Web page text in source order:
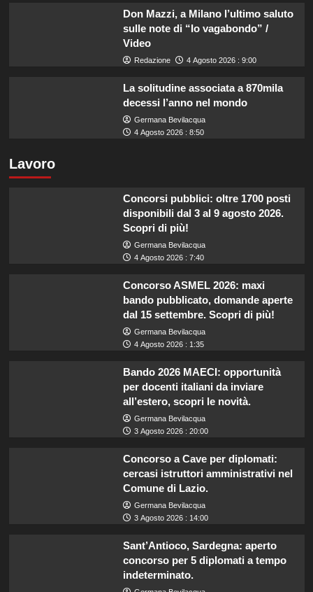
Don Mazzi, a Milano l’ultimo saluto
sulle note di “Io vagabondo” /
Video
Redazione 4 Agosto 2026 : 9:00
La solitudine associata a 870mila
decessi l’anno nel mondo
Germana Bevilacqua
4 Agosto 2026 : 8:50
Lavoro
Concorsi pubblici: oltre 1700 posti
disponibili dal 3 al 9 agosto 2026.
Scopri di più!
Germana Bevilacqua
4 Agosto 2026 : 7:40
Concorso ASMEL 2026: maxi
bando pubblicato, domande aperte
dal 15 settembre. Scopri di più!
Germana Bevilacqua
4 Agosto 2026 : 1:35
Bando 2026 MAECI: opportunità
per docenti italiani da inviare
all’estero, scopri le novità.
Germana Bevilacqua
3 Agosto 2026 : 20:00
Concorso a Cave per diplomati:
cercasi istruttori amministrativi nel
Comune di Lazio.
Germana Bevilacqua
3 Agosto 2026 : 14:00
Sant’Antioco, Sardegna: aperto
concorso per 5 diplomati a tempo
indeterminato.